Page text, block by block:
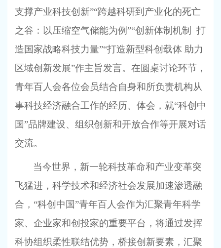
支撑产业科技创新”“跨越科研到产业化的死亡
之谷：以压缩空气储能为例”“创新体制机制 打
造国家战略科技力量”“打造新型科创载体 助力
区域创新发展”作主旨发言。在圆桌讨论环节，
青年百人会各位会员结合自身和所负责机构从
事科技经济融合工作的经历、体会，就“科创中
国”品牌建设、组织创新和开放合作等开展对话
交流。
当今世界，新一轮科技革命和产业变革突
飞猛进，科学技术和经济社会发展加速渗透融
合，“科创中国”青年百人会作为汇聚青年科学
家、企业家和创投家的重要平台，将通过发挥
科协组织柔性联结优势，桥接创新要素，汇聚